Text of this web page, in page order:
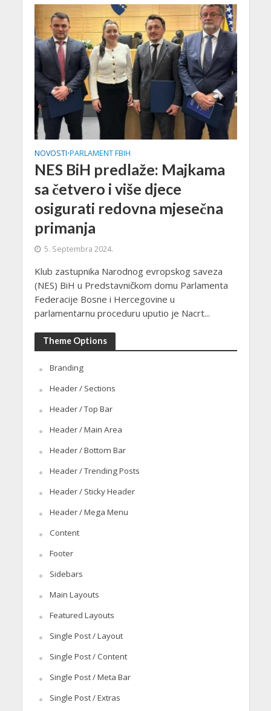
NOVOSTI•PARLAMENT FBIH
NES BiH predlaže: Majkama
sa četvero i više djece
osigurati redovna mjesečna
primanja
5. Septembra 2024.
Klub zastupnika Narodnog evropskog saveza
(NES) BiH u Predstavničkom domu Parlamenta
Federacije Bosne i Hercegovine u
parlamentarnu proceduru uputio je Nacrt...
Theme Options
Branding
Header / Sections
Header / Top Bar
Header / Main Area
Header / Bottom Bar
Header / Trending Posts
Header / Sticky Header
Header / Mega Menu
Content
Footer
Sidebars
Main Layouts
Featured Layouts
Single Post / Layout
Single Post / Content
Single Post / Meta Bar
Single Post / Extras